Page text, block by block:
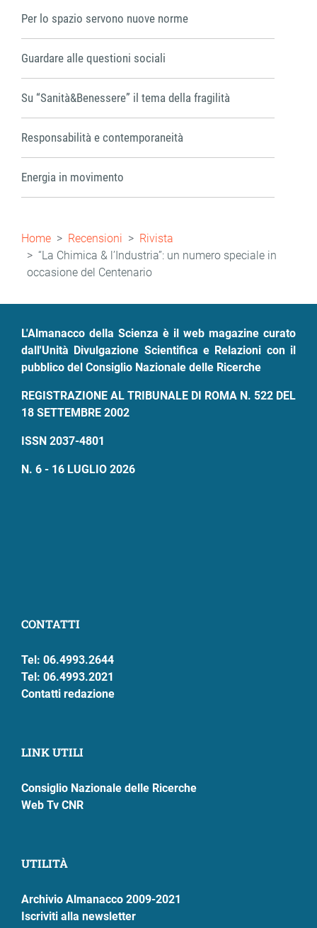
Per lo spazio servono nuove norme
Guardare alle questioni sociali
Su “Sanità&Benessere” il tema della fragilità
Responsabilità e contemporaneità
Energia in movimento
Briciole
di
Home Recensioni
Rivista
“La Chimica & l’Industria”: un numero speciale in
occasione del Centenario
L'Almanacco della Scienza è il web magazine curato
dall'Unità Divulgazione Scientifica e Relazioni con il
pubblico del Consiglio Nazionale delle Ricerche
REGISTRAZIONE AL TRIBUNALE DI ROMA N. 522 DEL
18 SETTEMBRE 2002
ISSN 2037-4801
N. 6 - 16 LUGLIO 2026
CONTATTI
Tel: 06.4993.2644
Tel: 06.4993.2021
Contatti redazione
LINK UTILI
Consiglio Nazionale delle Ricerche
Web Tv CNR
UTILITÀ
Archivio Almanacco 2009-2021
Iscriviti alla newsletter